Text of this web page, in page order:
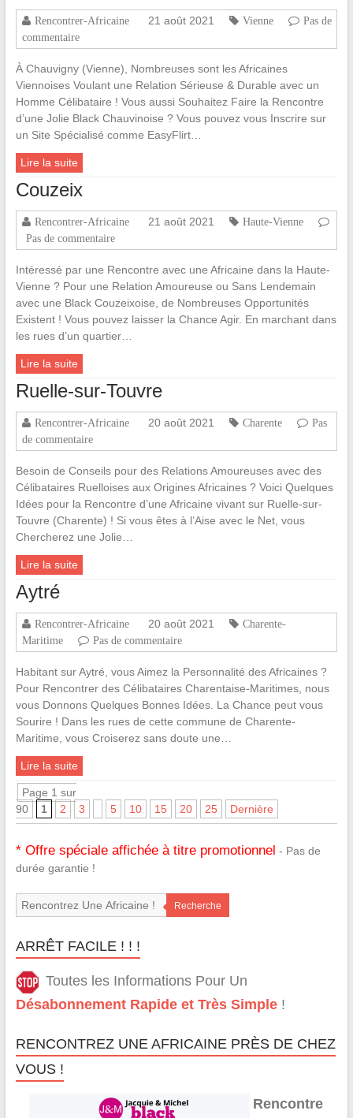
Rencontrer-Africaine 21 août 2021 Vienne
Pas de
commentaire
À Chauvigny (Vienne), Nombreuses sont les Africaines
Viennoises Voulant une Relation Sérieuse & Durable avec un
Homme Célibataire ! Vous aussi Souhaitez Faire la Rencontre
d’une Jolie Black Chauvinoise ? Vous pouvez vous Inscrire sur
un Site Spécialisé comme EasyFlirt…
Lire la suite
Couzeix
Rencontrer-Africaine 21 août 2021
Haute-Vienne
Pas de commentaire
Intéressé par une Rencontre avec une Africaine dans la Haute-
Vienne ? Pour une Relation Amoureuse ou Sans Lendemain
avec une Black Couzeixoise, de Nombreuses Opportunités
Existent ! Vous pouvez laisser la Chance Agir. En marchant dans
les rues d’un quartier…
Lire la suite
Ruelle-sur-Touvre
Rencontrer-Africaine 20 août 2021 Charente
Pas
de commentaire
Besoin de Conseils pour des Relations Amoureuses avec des
Célibataires Ruelloises aux Origines Africaines ? Voici Quelques
Idées pour la Rencontre d’une Africaine vivant sur Ruelle-sur-
Touvre (Charente) ! Si vous êtes à l’Aise avec le Net, vous
Chercherez une Jolie…
Lire la suite
Aytré
Rencontrer-Africaine 20 août 2021
Charente-
Maritime
Pas de commentaire
Habitant sur Aytré, vous Aimez la Personnalité des Africaines ?
Pour Rencontrer des Célibataires Charentaise-Maritimes, nous
vous Donnons Quelques Bonnes Idées. La Chance peut vous
Sourire ! Dans les rues de cette commune de Charente-
Maritime, vous Croiserez sans doute une…
Lire la suite
Page 1 sur
90
1 2 3 5 10 15 20 25 Dernière
* Offre spéciale affichée à titre promotionnel - Pas de
durée garantie !
Recherche
ARRÊT FACILE ! ! !
Toutes les Informations Pour Un
Désabonnement Rapide et Très Simple!
RENCONTREZ UNE AFRICAINE PRÈS DE CHEZ
VOUS !
Rencontre